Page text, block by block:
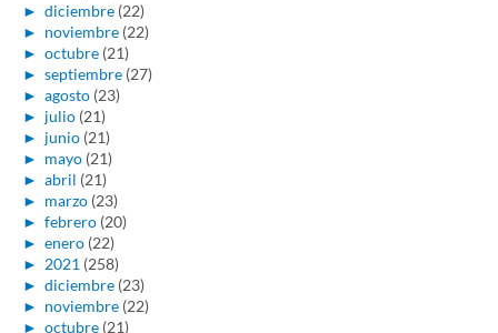
► diciembre (22)
► noviembre (22)
► octubre (21)
► septiembre (27)
► agosto (23)
► julio (21)
► junio (21)
► mayo (21)
► abril (21)
► marzo (23)
► febrero (20)
► enero (22)
► 2021 (258)
► diciembre (23)
► noviembre (22)
► octubre (21)